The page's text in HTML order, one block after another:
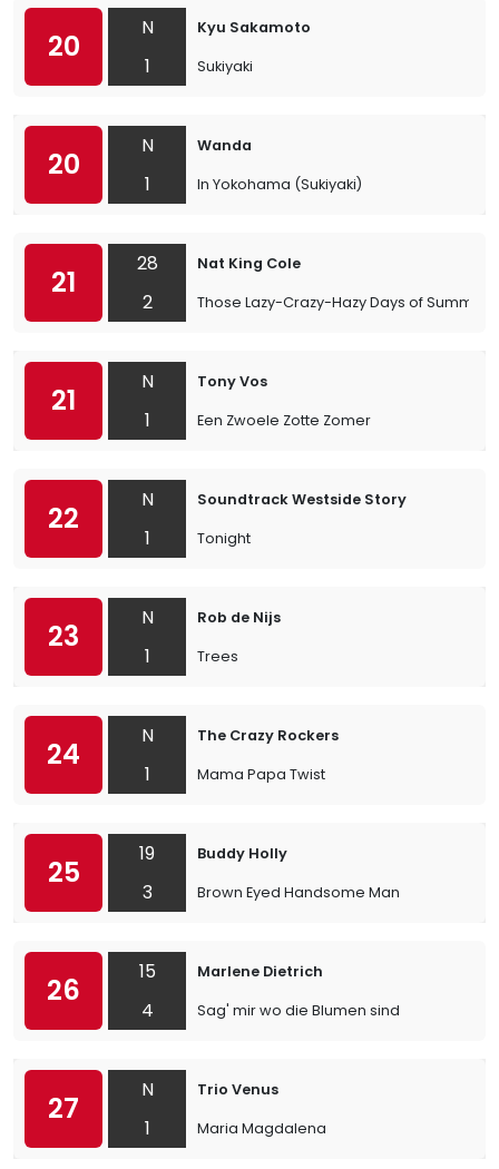
20
N
1
Kyu Sakamoto
Sukiyaki
20
N
1
Wanda
In Yokohama (Sukiyaki)
21
28
2
Nat King Cole
Those Lazy-Crazy-Hazy Days of Summer
21
N
1
Tony Vos
Een Zwoele Zotte Zomer
22
N
1
Soundtrack Westside Story
Tonight
23
N
1
Rob de Nijs
Trees
24
N
1
The Crazy Rockers
Mama Papa Twist
25
19
3
Buddy Holly
Brown Eyed Handsome Man
26
15
4
Marlene Dietrich
Sag' mir wo die Blumen sind
27
N
1
Trio Venus
Maria Magdalena